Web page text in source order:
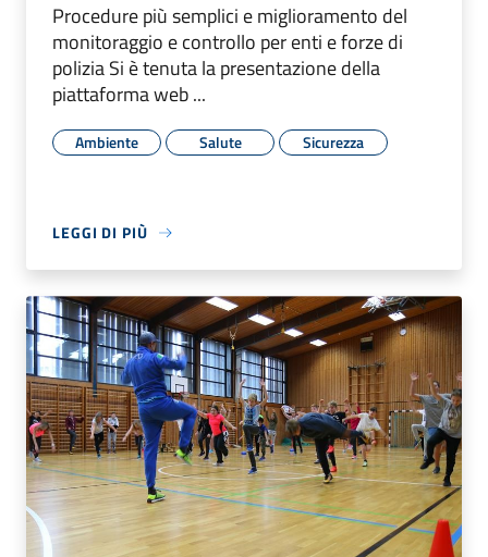
Procedure più semplici e miglioramento del
monitoraggio e controllo per enti e forze di
polizia Si è tenuta la presentazione della
piattaforma web ...
Ambiente Salute Sicurezza
LEGGI DI PIÙ